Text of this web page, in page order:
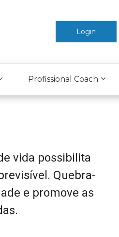
Login
Profissional Coach
vida possibilita
Quebra-
e promove as